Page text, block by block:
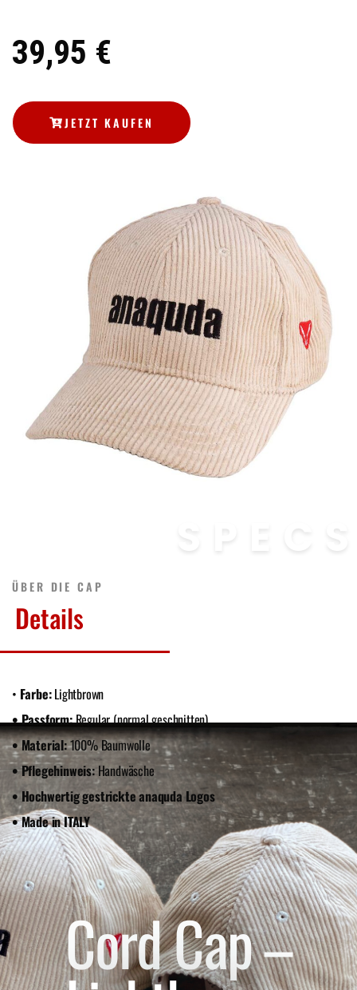
39,95 €
JETZT KAUFEN
ÜBER DIE CAP
Details
• Farbe:Lightbrown
• Passform:Regular (normal geschnitten)
• Material:100%Baumwolle
• Pflegehinweis: Handwäsche
• Hochwertig gestrickte anaquda Logos
• Made in ITALY
Cord Cap –